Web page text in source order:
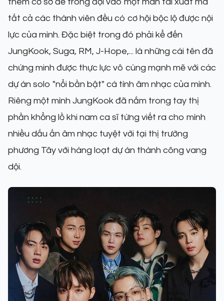
tất cả các thành viên đều có cơ hội bộc lộ được nội
lực của mình. Đặc biệt trong đó phải kể đến
JungKook, Suga, RM, J-Hope,... là những cái tên đã
chứng minh được thực lực vô cùng mạnh mẽ với các
dự án solo "nổi bần bật" cá tính âm nhạc của mình.
Riêng một mình JungKook đã nắm trong tay thị
phần khổng lồ khi nam ca sĩ từng viết ra cho mình
nhiều dấu ấn âm nhạc tuyệt vời tại thị trường
phương Tây với hàng loạt dự án thành công vang
dội.